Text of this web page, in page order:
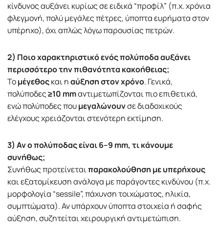
κίνδυνος αυξάνει κυρίως σε ειδικά “προφίλ” (π.χ. χρόνια
φλεγμονή, πολύ μεγάλες πέτρες, ύποπτα ευρήματα στον
υπέρηχο), όχι απλώς λόγω παρουσίας πετρών.
2) Ποιο χαρακτηριστικό ενός πολύποδα αυξάνει
περισσότερο την πιθανότητα κακοήθειας;
Τομέγεθοςκαι ηαύξηση στον χρόνο. Γενικά,
πολύποδες≥10 mmαντιμετωπίζονται πιο επιθετικά,
ενώ πολύποδες πουμεγαλώνουνσε διαδοχικούς
ελέγχους χρειάζονται στενότερη εκτίμηση.
3) Αν ο πολύποδας είναι 6–9 mm, τι κάνουμε
συνήθως;
Συνήθως προτείνεταιπαρακολούθηση με υπερήχους
και εξατομίκευση ανάλογα με παράγοντες κινδύνου (π.χ.
μορφολογία “sessile”, πάχυνση τοιχώματος, ηλικία,
συμπτώματα). Αν υπάρχουν ύποπτα στοιχεία ή σαφής
αύξηση, συζητείται χειρουργική αντιμετώπιση.